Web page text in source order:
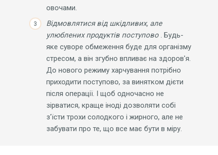
овочами.
Відмовлятися від шкідливих, але
улюблених продуктів поступово . Будь-
яке суворе обмеження буде для організму
стресом, а він згубно впливає на здоров'я.
До нового режиму харчування потрібно
приходити поступово, за винятком дієти
після операції. І щоб одночасно не
зірватися, краще іноді дозволяти собі
з'їсти трохи солодкого і жирного, але не
забувати про те, що все має бути в міру.